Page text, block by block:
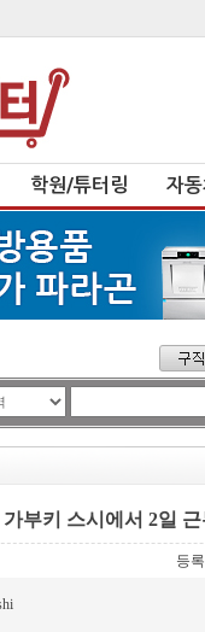
학원/튜터링 자
가부키 스시에서 2일
등